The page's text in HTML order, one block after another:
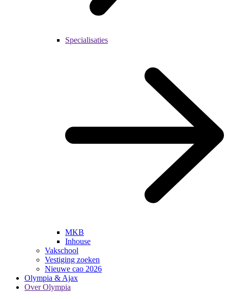
Specialisaties
MKB
Inhouse
Vakschool
Vestiging zoeken
Nieuwe cao 2026
Olympia & Ajax
Over Olympia